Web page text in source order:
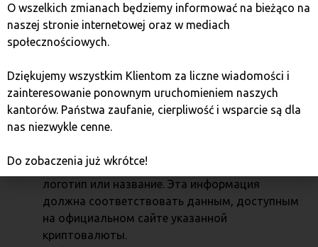
связанного с фальшивыми токенами, следует
соблюдать несколько простых правил:
Покупайте только на доверенных биржах.
имеют продвинутые системы проверки,
которые предотвращают продажу фальшивых
токенов.
Тщательно проверьте данные токена.
детали токена, такие как адрес контракта,
логотип или название. Эта информация
должна соответствовать данным, доступным
на официальном сайте указанной
криптовалюты.
O wszelkich zmianach będziemy informować na bieżąco na
naszej stronie internetowej oraz w mediach
społecznościowych.
Dziękujemy wszystkim Klientom za liczne wiadomości i
zainteresowanie ponownym uruchomieniem naszych
kantorów. Państwa zaufanie, cierpliwość i wsparcie są dla
nas niezwykle cenne.
Do zobaczenia już wkrótce!